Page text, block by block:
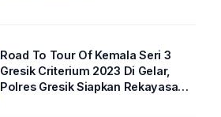
Road To Tour Of Kemala Seri 3
Gresik Criterium 2023 Di Gelar,
Polres Gresik Siapkan Rekayasa